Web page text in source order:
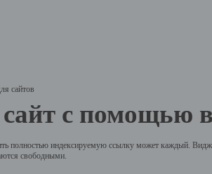
сайтов
с помощью
полностью индексируемую ссылку может каждый.
свободными.